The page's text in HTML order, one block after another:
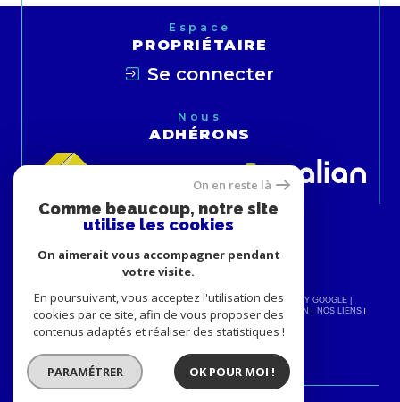
Espace
PROPRIÉTAIRE
Se connecter
Nous
ADHÉRONS
© 2026 | TOUS DROITS RÉSERVÉS | TRADUCTION POWERED BY GOOGLE |
NOS HONORAIRES
PLAN DU SITE MENTIONS LÉGALES ADMIN
NOS LIENS
POLITIQUE RGPD
COOKIES
On en reste là
Comme beaucoup, notre site
utilise les cookies
On aimerait vous accompagner pendant
votre visite.
En poursuivant, vous acceptez l'utilisation des
cookies par ce site, afin de vous proposer des
contenus adaptés et réaliser des statistiques !
PARAMÉTRER OK POUR MOI !